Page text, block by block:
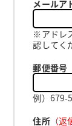
メールア
※アドレ
認してく
郵便番号
例）679-
住所（返